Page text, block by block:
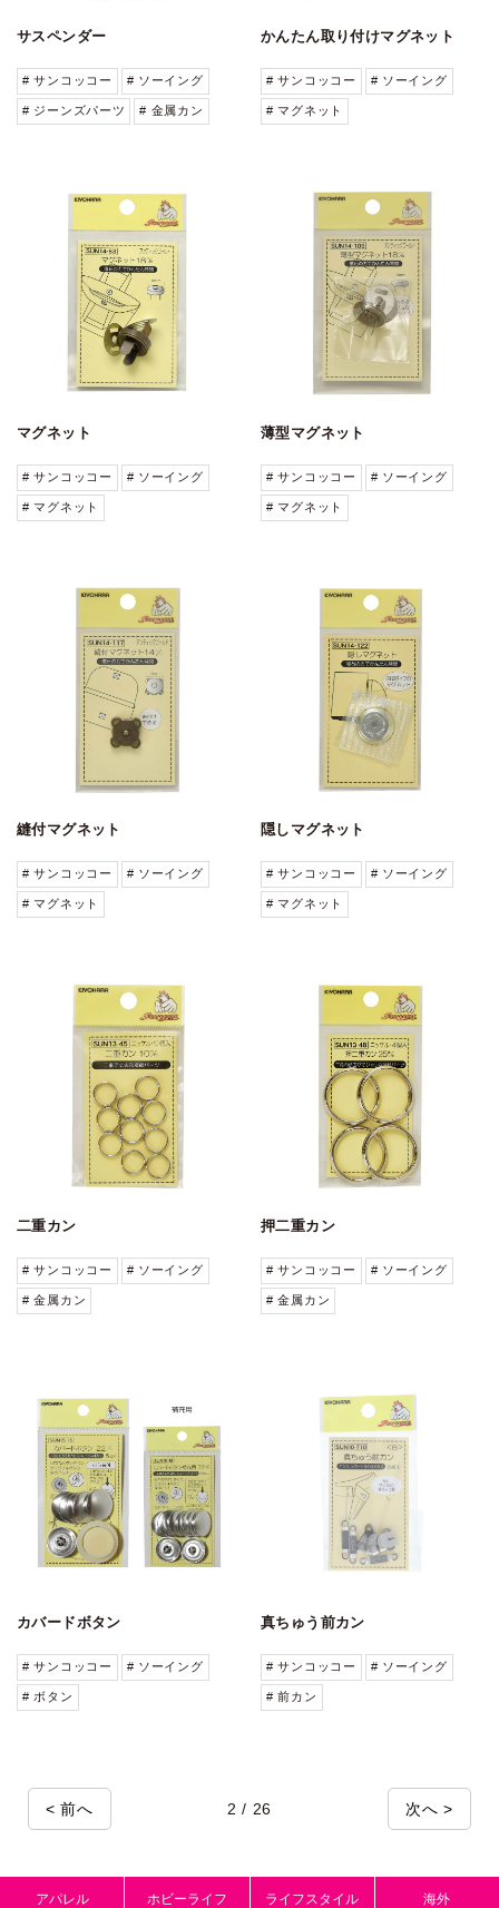
サスペンダー
# サンコッコー # ソーイング
# ジーンズパーツ # 金属カン
かんたん取り付けマグネット
# サンコッコー # ソーイング
# マグネット
マグネット
# サンコッコー # ソーイング
# マグネット
薄型マグネット
# サンコッコー # ソーイング
# マグネット
縫付マグネット
# サンコッコー # ソーイング
# マグネット
隠しマグネット
# サンコッコー # ソーイング
# マグネット
二重カン
# サンコッコー # ソーイング
# 金属カン
押二重カン
# サンコッコー # ソーイング
# 金属カン
カバードボタン
# サンコッコー # ソーイング
# ボタン
真ちゅう前カン
# サンコッコー # ソーイング
# 前カン
< 前へ 2 / 26 次へ >
アパレル ホビーライフ ライフスタイル 海外